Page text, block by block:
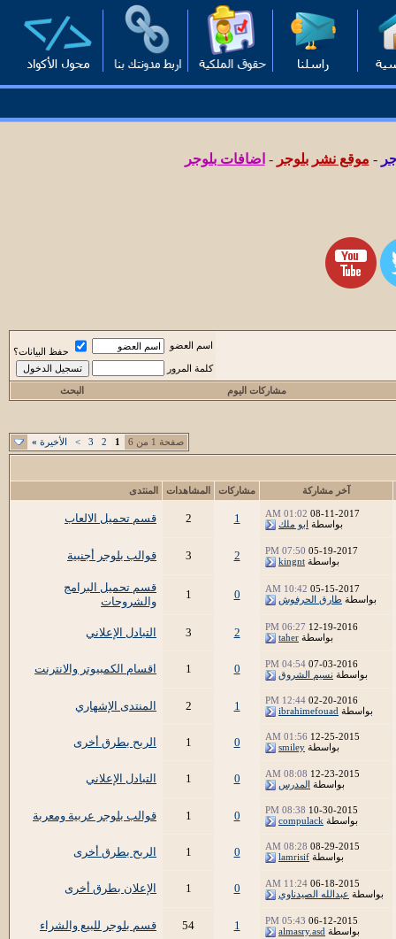
- موقع نشر بلوجر - اضافات بلوجر
اسم العضو
حفظ البيانات؟
كلمة المرور
مشاركات اليوم البحث
صفحة 1 من 6 1
2
3
> الأخيرة »
آخر مشاركة مشاركات المشاهدات المنتدى
08-11-2017
01:02 AM
بواسطة ابو ملك 1
2 قسم تحميل الالعاب
05-19-2017
07:50 PM
بواسطة kingnt
2
3 قوالب بلوجر أجنبية
05-15-2017
10:42 AM
بواسطة طارق الحرفوش 0
1
قسم تحميل البرامج
والشروحات
12-19-2016
06:27 PM
بواسطة taher
2
3 التبادل الإعلاني
07-03-2016
04:54 PM
بواسطة نسيم الشروق 0
1 اقسام الكمبيوتر والانترنت
02-20-2016
12:44 PM
بواسطة ibrahimefouad
1
2 المنتدى الإشهاري
12-25-2015
01:56 AM
بواسطة smiley
0
1 الربح بطرق أخرى
12-23-2015
08:08 AM
بواسطة المدرس 0
1 التبادل الإعلاني
10-30-2015
08:38 PM
بواسطة compulack
0
1 قوالب بلوجر عربية ومعربة
08-29-2015
08:28 AM
بواسطة lamrisif
0
1 الربح بطرق أخرى
06-18-2015
11:24 AM
بواسطة عبدالله الصيدناوي 0
1 الإعلان بطرق أخرى
06-12-2015
05:43 PM
بواسطة almasry.asd
1
54 قسم بلوجر للبيع والشراء